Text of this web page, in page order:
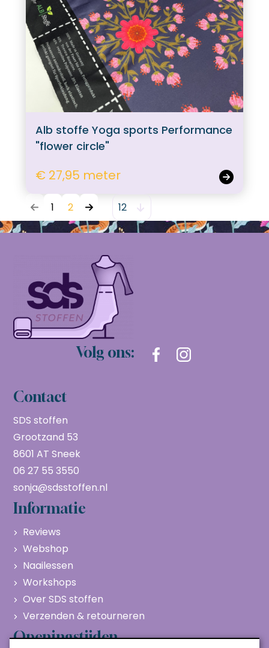
Alb stoffe Yoga sports Performance
"flower circle"
€ 27,95 meter
1 2
Volg ons:
Contact
SDS stoffen
Grootzand 53
8601 AT Sneek
06 27 55 3550
sonja@sdsstoffen.nl
Informatie
Reviews
Webshop
Naailessen
Workshops
Over SDS stoffen
Verzenden & retourneren
Openingstijden